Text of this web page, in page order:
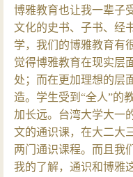
博雅教育也让我一辈子
文化的史书、子书、经
学，我们的博雅教育有
觉得博雅教育在现实层
处；而在更加理想的层
造。学生受到“全人”的
加长远。台湾大学大一
文的通识课，在大二大
两门通识课程。而且我
我的了解，通识和博雅